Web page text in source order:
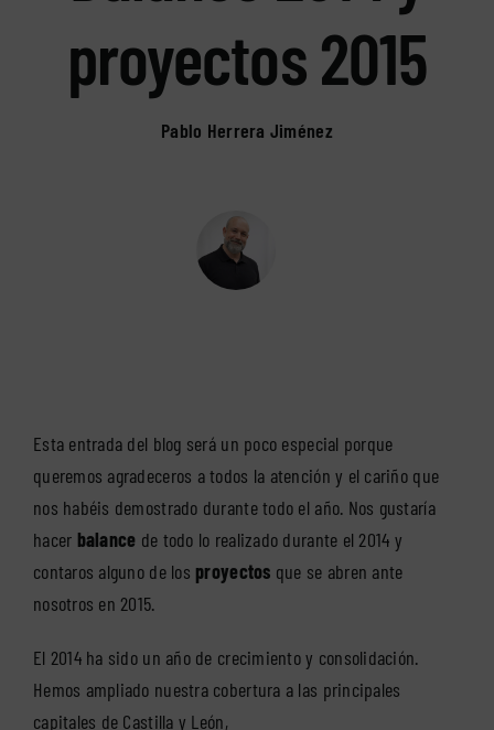
proyectos 2015
Pablo Herrera Jiménez
Esta entrada del blog será un poco especial porque
queremos agradeceros a todos la atención y el cariño que
nos habéis demostrado durante todo el año. Nos gustaría
hacer balance de todo lo realizado durante el 2014 y
contaros alguno de los proyectos que se abren ante
nosotros en 2015.
El 2014 ha sido un año de crecimiento y consolidación.
Hemos ampliado nuestra cobertura a las principales
capitales de Castilla y León,